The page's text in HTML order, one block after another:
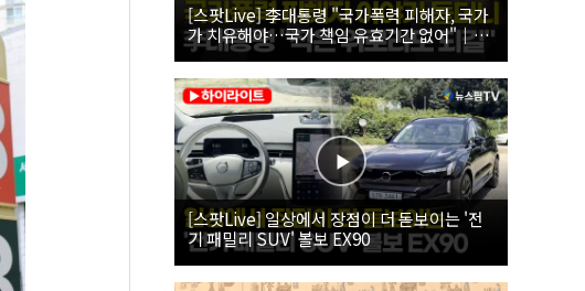
[스팟Live] 李대통령 "국가폭력 피해자, 국가
가 치유해야…국가 책임 유효기간 없어"｜
26.08.07 국가폭력 피해자 위로 오찬
[스팟Live] 일상에서 장점이 더 돋보이는 '전
기 패밀리 SUV' 볼보 EX90